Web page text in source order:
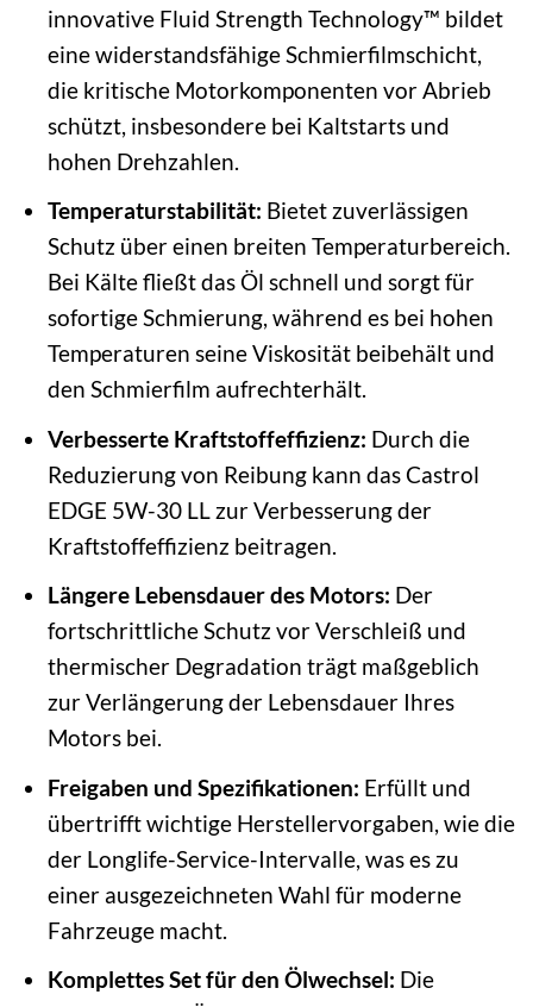
innovative Fluid Strength Technology™ bildet
eine widerstandsfähige Schmierfilmschicht,
die kritische Motorkomponenten vor Abrieb
schützt, insbesondere bei Kaltstarts und
hohen Drehzahlen.
Temperaturstabilität: Bietet zuverlässigen
Schutz über einen breiten Temperaturbereich.
Bei Kälte fließt das Öl schnell und sorgt für
sofortige Schmierung, während es bei hohen
Temperaturen seine Viskosität beibehält und
den Schmierfilm aufrechterhält.
Verbesserte Kraftstoffeffizienz: Durch die
Reduzierung von Reibung kann das Castrol
EDGE 5W-30 LL zur Verbesserung der
Kraftstoffeffizienz beitragen.
Längere Lebensdauer des Motors: Der
fortschrittliche Schutz vor Verschleiß und
thermischer Degradation trägt maßgeblich
zur Verlängerung der Lebensdauer Ihres
Motors bei.
Freigaben und Spezifikationen: Erfüllt und
übertrifft wichtige Herstellervorgaben, wie die
der Longlife-Service-Intervalle, was es zu
einer ausgezeichneten Wahl für moderne
Fahrzeuge macht.
Komplettes Set für den Ölwechsel: Die